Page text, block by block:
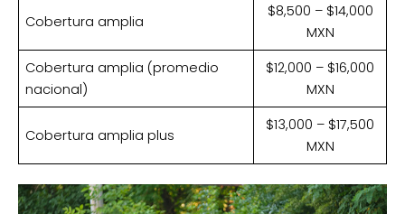
Cobertura amplia
$8,500 – $14,000
MXN
Cobertura amplia (promedio
nacional)
$12,000 – $16,000
MXN
Cobertura amplia plus
$13,000 – $17,500
MXN